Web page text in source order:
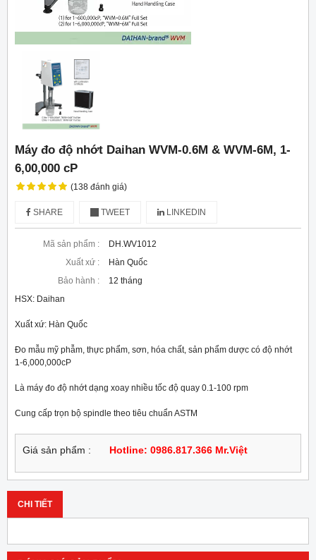
Máy đo độ nhớt Daihan WVM-0.6M & WVM-6M, 1-
6,00,000 cP
(138 đánh giá)
SHARE TWEET LINKEDIN
Mã sản phẩm :
DH.WV1012
Xuất xứ :
Hàn Quốc
Bảo hành :
12 tháng
HSX: Daihan
Xuất xứ: Hàn Quốc
Đo mẫu mỹ phẫm, thực phẩm, sơn, hóa chất, sản phẩm dược có độ nhớt
1-6,000,000cP
Là máy đo độ nhớt dạng xoay nhiều tốc độ quay 0.1-100 rpm
Cung cấp trọn bộ spindle theo tiêu chuẩn ASTM
Giá sản phẩm : Hotline: 0986.817.366 Mr.Việt
CHI TIẾT